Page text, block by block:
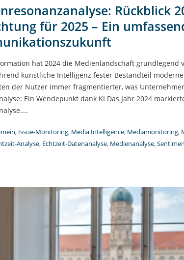
Rückblick
für 2025 – Ein
hat 2024 die Medienlandschaft grundlegend
künstliche Intelligenz fester Bestandteil
der Nutzer immer fragmentierter, was
Ein Wendepunkt dank KI Das Jahr 2024
, Issue-Monitoring, Media Intelligence, Mediamonitoring,
Analyse, Echtzeit-Datenanalyse, Medienanalyse,